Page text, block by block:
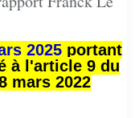
2025portant
à l'article 9 du
mars 2022